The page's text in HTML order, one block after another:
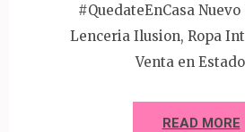
#QuedateEnCasa
Lenceria Ilusion, Ropa
Venta en
READ MORE